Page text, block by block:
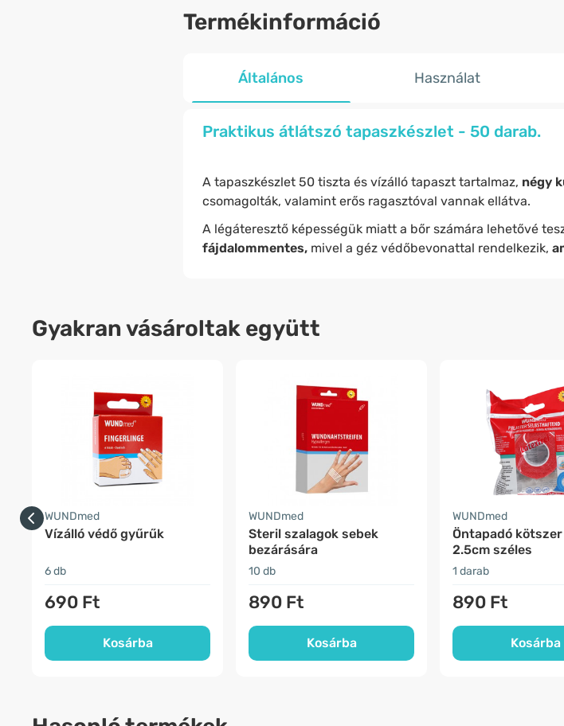
Termékinformáció
Általános Használat
Praktikus átlátszó tapaszkészlet - 50 darab.
A tapaszkészlet 50 tiszta és vízálló tapaszt tartalmaz, négy
csomagolták, valamint erős ragasztóval vannak ellátva.
A légáteresztő képességük miatt a bőr számára lehetővé
fájdalommentes, mivel a géz védőbevonattal rendelkezik,
Gyakran vásároltak együtt
WUNDmed
Vízálló védő gyűrűk
6 db
690 Ft
Kosárba
WUNDmed
Steril szalagok sebek
bezárására
10 db
890 Ft
Kosárba
WUNDmed
Öntapadó
2.5cm széles
1 darab
890 Ft
Kosárba